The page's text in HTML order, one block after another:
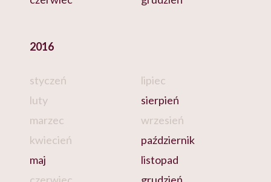
2016
styczeń
luty
marzec
kwiecień
maj
lipiec
sierpień
wrzesień
październik
listopad